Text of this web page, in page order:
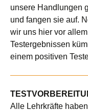
unsere Handlungen
und fangen sie auf.
wir uns hier vor
Testergebnissen
einem positiven
Alle Lehrkräfte